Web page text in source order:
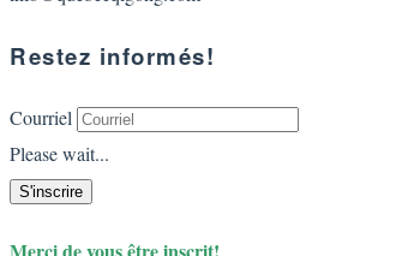
Restez informés!
Courriel
Please wait...
S'inscrire